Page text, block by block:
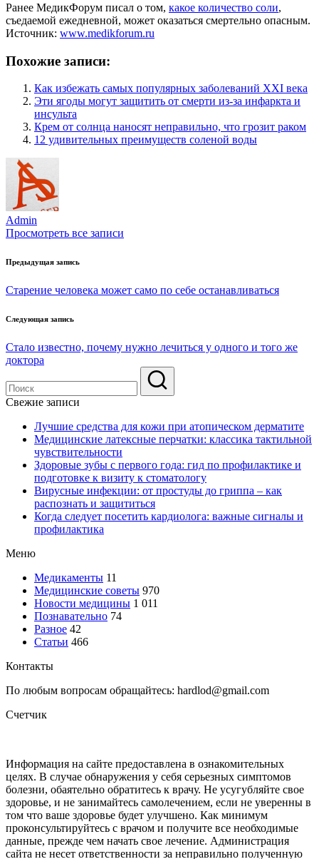
Ранее МедикФорум писал о том, какое количество соли,
съедаемой ежедневной, может оказаться смертельно опасным.
Источник: www.medikforum.ru
Похожие записи:
Как избежать самых популярных заболеваний XXI века
Эти ягоды могут защитить от смерти из-за инфаркта и
инсульта
Крем от солнца наносят неправильно, что грозит раком
12 удивительных преимуществ соленой воды
Admin
Просмотреть все записи
Навигация
по
Предыдущая запись
Старение человека может само по себе останавливаться
Следующая запись
Стало известно, почему нужно лечиться у одного и того же
доктора
Свежие записи
Лучшие средства для кожи при атопическом дерматите
Медицинские латексные перчатки: классика тактильной
чувствительности
Здоровые зубы с первого года: гид по профилактике и
подготовке к визиту к стоматологу
Вирусные инфекции: от простуды до гриппа – как
распознать и защититься
Когда следует посетить кардиолога: важные сигналы и
профилактика
Меню
Медикаменты 11
Медицинские советы 970
Новости медицины 1 011
Познавательно 74
Разное 42
Статьи 466
Контакты
По любым вопросам обращайтесь: hardlod@gmail.com
Счетчик
Информация на сайте предоставлена в ознакомительных
целях. В случае обнаружения у себя серьезных симптомов
болезни, обаятельно обратитесь к врачу. Не усугубляйте свое
здоровье, и не занимайтесь самолечением, если не уверенны в
том что ваше здоровье будет улучшено. Как минимум
проконсультируйтесь с врачом и получите все необходимые
данные, прежде чем начать свое лечение. Администрация
сайта не несет ответственности за неправильно полученную